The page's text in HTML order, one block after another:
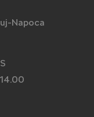
Napoca